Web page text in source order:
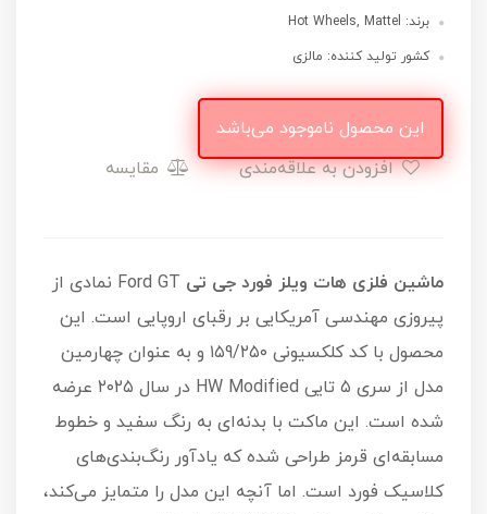
برند: Hot Wheels, Mattel
کشور تولید کننده: مالزی
این محصول ناموجود می‌باشد
افزودن به علاقه‌مندی
مقایسه
ماشین فلزی هات ویلز فورد جی تی
Ford GT نمادی از
پیروزی مهندسی آمریکایی بر رقبای اروپایی است. این
محصول با کد کلکسیونی ۱۵9/۲۵۰ و به عنوان چهارمین
مدل از سری ۵ تایی HW Modified در سال ۲۰۲۵ عرضه
شده است. این ماکت با بدنه‌ای به رنگ سفید و خطوط
مسابقه‌ای قرمز طراحی شده که یادآور رنگ‌بندی‌های
کلاسیک فورد است. اما آنچه این مدل را متمایز می‌کند،